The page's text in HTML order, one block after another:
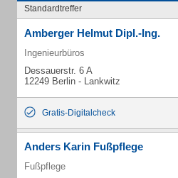
Standardtreffer
Amberger Helmut Dipl.-Ing.
Ingenieurbüros
Dessauerstr. 6 A
12249 Berlin - Lankwitz
Gratis-Digitalcheck
Anders Karin Fußpflege
Fußpflege